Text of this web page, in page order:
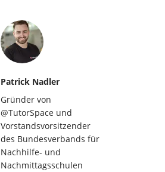
Patrick Nadler
Gründer von
@TutorSpace und
Vorstandsvorsitzender
des Bundesverbands für
Nachhilfe- und
Nachmittagsschulen